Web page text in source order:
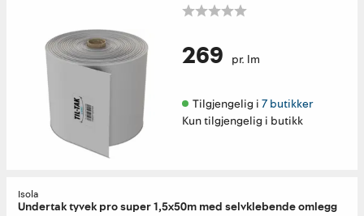
269 pr. lm
Tilgjengelig i 7 butikker
Kun tilgjengelig i butikk
Isola
Undertak tyvek pro super 1,5x50m med selvklebende omlegg